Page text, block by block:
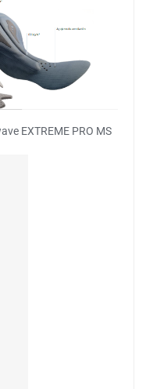
EXTREME PRO MS